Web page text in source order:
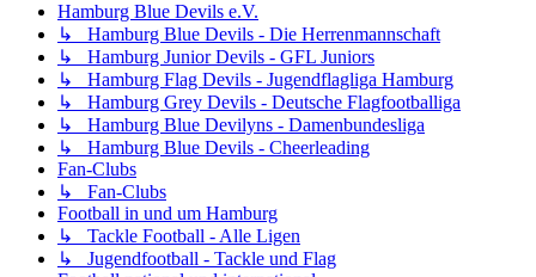
Hamburg Blue Devils e.V.
↳ Hamburg Blue Devils - Die Herrenmannschaft
↳ Hamburg Junior Devils - GFL Juniors
↳ Hamburg Flag Devils - Jugendflagliga Hamburg
↳ Hamburg Grey Devils - Deutsche Flagfootballiga
↳ Hamburg Blue Devilyns - Damenbundesliga
↳ Hamburg Blue Devils - Cheerleading
Fan-Clubs
↳ Fan-Clubs
Football in und um Hamburg
↳ Tackle Football - Alle Ligen
↳ Jugendfootball - Tackle und Flag